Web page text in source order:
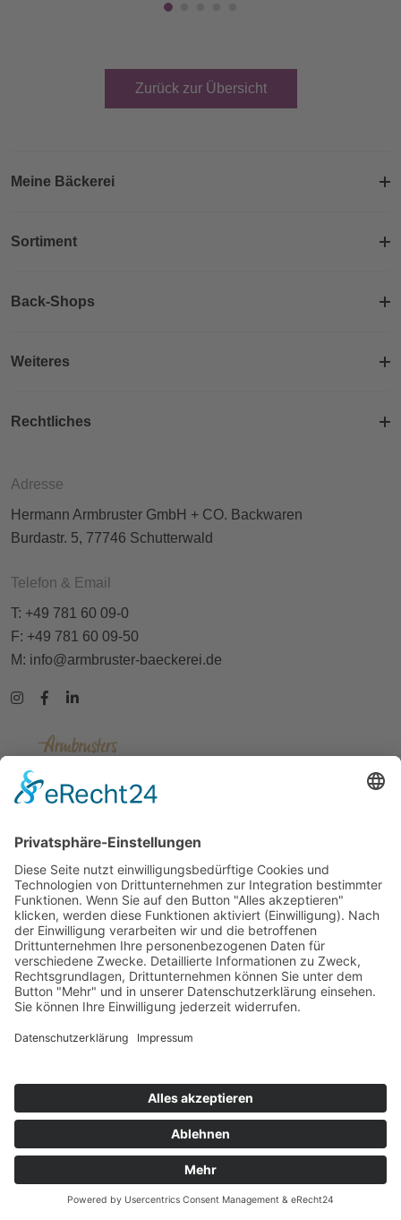
Warenkorb Menü
Herz
incl.
19% MwSt.
Zurück zur Übersicht
Meine Bäckerei
Sortiment
Back-Shops
Weiteres
Rechtliches
Adresse
Hermann Armbruster GmbH + CO. Backwaren
Burdastr. 5, 77746 Schutterwald
Telefon & Email
T: +49 781 60 09-0
F: +49 781 60 09-50
M: info@armbruster-baeckerei.de
Kontakt
Impressum
Datenschutz
AGB
AGB-Gutscheine
© 2026 Hermann Armbruster GmbH + CO. Backwaren. Alle
Rechte vorbehalten.